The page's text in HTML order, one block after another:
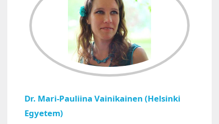
Dr. Mari-Pauliina Vainikainen (Helsinki
Egyetem)